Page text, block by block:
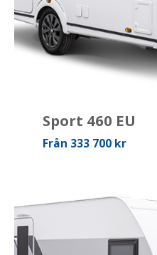
Sport 460 EU
Från 333 700 kr